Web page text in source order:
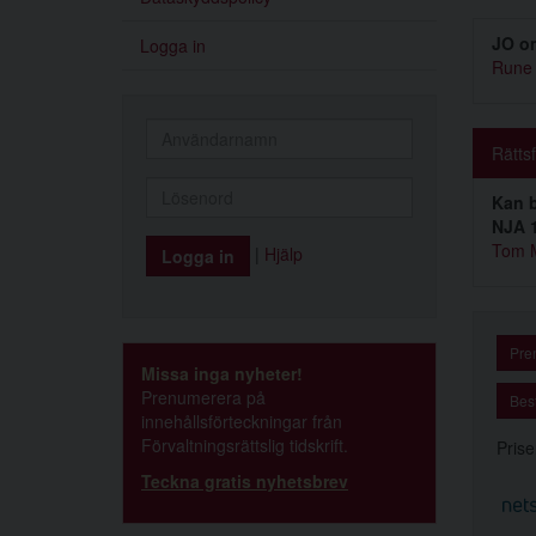
Logga in
Hjälp
Missa inga nyheter!
Prenumerera på
innehållsförteckningar från
Förvaltningsrättslig tidskrift.
Teckna gratis nyhetsbrev
JO
Kan
NJA
Tom